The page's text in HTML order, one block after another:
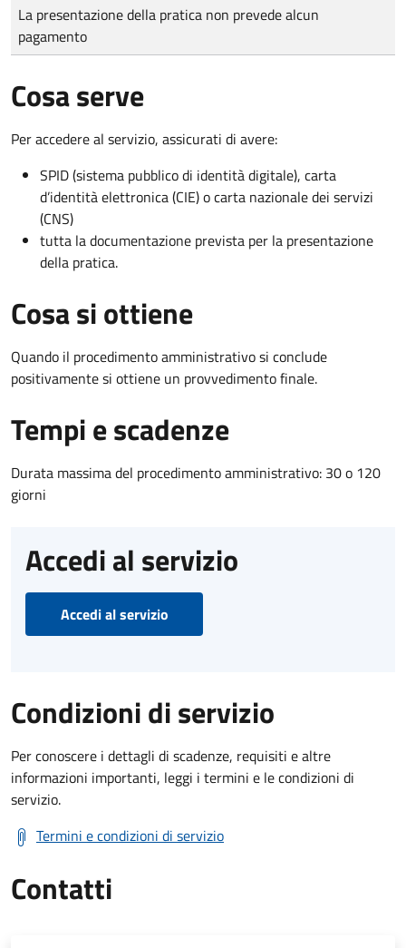
Tipo di pagamento
Importo
La presentazione della pratica non prevede alcun
pagamento
Cosa serve
Per accedere al servizio, assicurati di avere:
SPID (sistema pubblico di identità digitale), carta
d’identità elettronica (CIE) o carta nazionale dei servizi
(CNS)
tutta la documentazione prevista per la presentazione
della pratica.
Cosa si ottiene
Quando il procedimento amministrativo si conclude
positivamente si ottiene un provvedimento finale.
Tempi e scadenze
Durata massima del procedimento amministrativo: 30 o 120
giorni
Accedi al servizio
Accedi al servizio
Condizioni di servizio
Per conoscere i dettagli di scadenze, requisiti e altre
informazioni importanti, leggi i termini e le condizioni di
servizio.
Termini e condizioni di servizio
Contatti